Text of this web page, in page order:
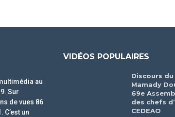
au
Sur
de vues 86
un
VIDÉOS POPULAIRES
Discours
Mamady
69e
des chefs
CEDEAO